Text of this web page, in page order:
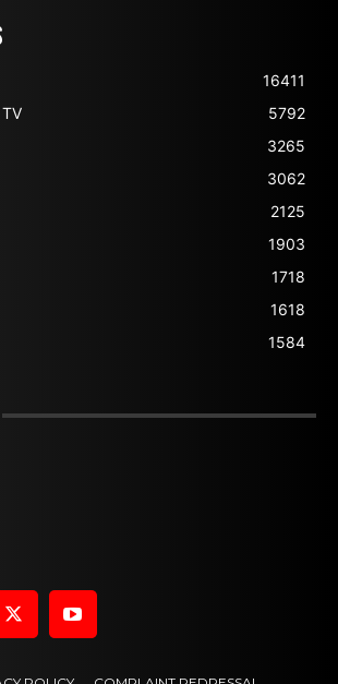
16411
5792
3265
3062
2125
1903
1718
1618
1584